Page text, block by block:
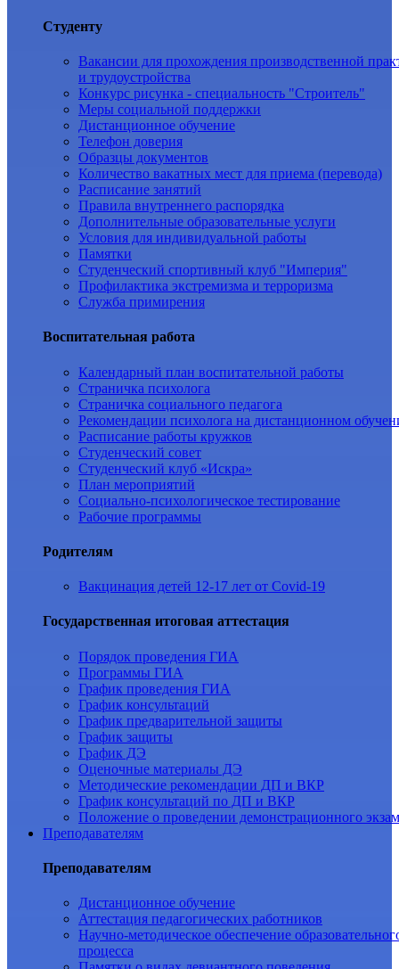
Студенту
Вакансии для прохождения производственной
и трудоустройства
Конкурс рисунка - специальность "Строитель"
Меры социальной поддержки
Дистанционное обучение
Телефон доверия
Образцы документов
Количество вакатных мест для приема (перевода)
Расписание занятий
Правила внутреннего распорядка
Дополнительные образовательные услуги
Условия для индивидуальной работы
Памятки
Студенческий спортивный клуб "Империя"
Профилактика экстремизма и терроризма
Служба примирения
Воспитательная работа
Календарный план воспитательной работы
Страничка психолога
Страничка социального педагога
Рекомендации психолога на дистанционном
Расписание работы кружков
Студенческий совет
Студенческий клуб «Искра»
План мероприятий
Социально-психологическое тестирование
Рабочие программы
Родителям
Вакцинация детей 12-17 лет от Covid-19
Государственная итоговая аттестация
Порядок проведения ГИА
Программы ГИА
График проведения ГИА
График консультаций
График предварительной защиты
График защиты
График ДЭ
Оценочные материалы ДЭ
Методические рекомендации ДП и ВКР
График консультаций по ДП и ВКР
Положение о проведении демонстрационного
Преподавателям
Преподавателям
Дистанционное обучение
Аттестация педагогических работников
Научно-методическое обеспечение
процесса